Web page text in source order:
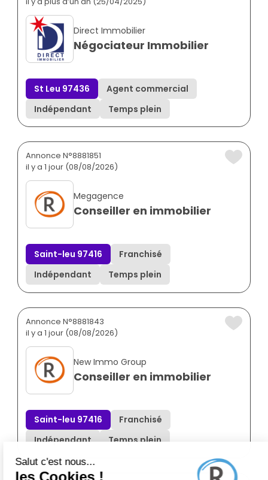
Direct Immobilier
Négociateur Immobilier
St Leu 97436
Agent commercial
Indépendant
Temps plein
Annonce N°8881851
il y a 1 jour (08/08/2026)
Megagence
Conseiller en immobilier
Saint-leu 97416
Franchisé
Indépendant
Temps plein
Annonce N°8881843
il y a 1 jour (08/08/2026)
New Immo Group
Conseiller en immobilier
Saint-leu 97416
Franchisé
Indépendant
Temps plein